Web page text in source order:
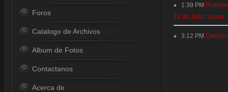
1:39 PM
12 de Julio, Lunes
3:12 PM Demo
Foros
Catalogo de Archivos
Album de Fotos
Contactanos
Acerca de